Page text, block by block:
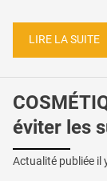
LIRE LA SUITE
éviter les
Actualité publiée il